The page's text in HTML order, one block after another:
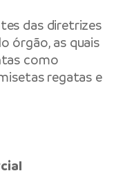
das diretrizes
órgão, as quais
como
regatas e